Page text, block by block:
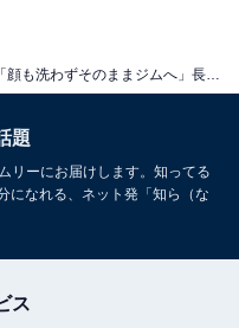
題
リーにお届けします。知ってる
になれる、ネット発「知ら（な
ス